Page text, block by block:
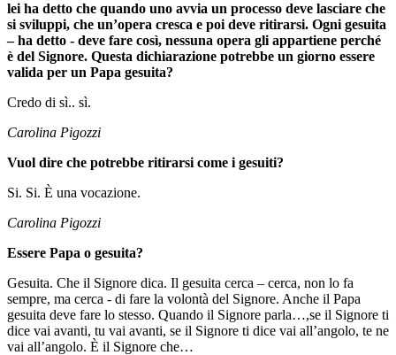
lei ha detto che quando uno avvia un processo deve lasciare che
si sviluppi, che un’opera cresca e poi deve ritirarsi. Ogni gesuita
– ha detto - deve fare così, nessuna opera gli appartiene perché
è del Signore. Questa dichiarazione potrebbe un giorno essere
valida per un Papa gesuita?
Credo di sì.. sì.
Carolina Pigozzi
Vuol dire che potrebbe ritirarsi come i gesuiti?
Si. Si. È una vocazione.
Carolina Pigozzi
Essere Papa o gesuita?
Gesuita. Che il Signore dica. Il gesuita cerca – cerca, non lo fa
sempre, ma cerca - di fare la volontà del Signore. Anche il Papa
gesuita deve fare lo stesso. Quando il Signore parla…,se il Signore ti
dice vai avanti, tu vai avanti, se il Signore ti dice vai all’angolo, te ne
vai all’angolo. È il Signore che…